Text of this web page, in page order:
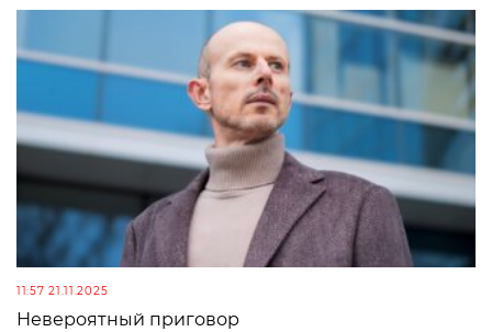
11:57 21.11.2025
Невероятный приговор